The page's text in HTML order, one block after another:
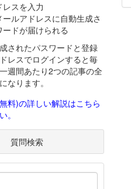
レスを入力
ールアドレスに自動生成さ
ドが届けられる
されたパスワードと登録
レスでログインすると毎
週間あたり2つの記事の全
なります。
料)の詳しい解説はこちら
。
質問検索